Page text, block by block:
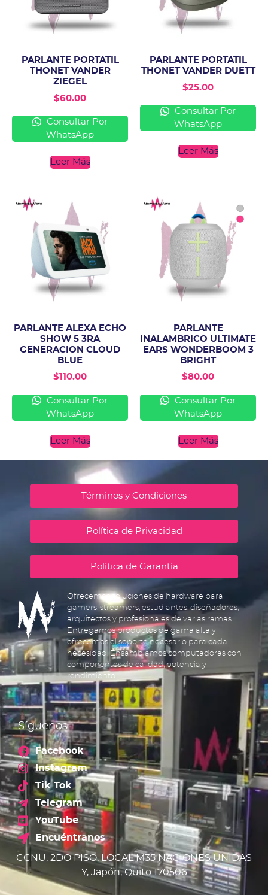
PARLANTE PORTATIL
THONET VANDER
ZIEGEL
$60.00
Consultar Por
WhatsApp
Leer Más
PARLANTE PORTATIL
THONET VANDER DUETT
$25.00
Consultar Por
WhatsApp
Leer Más
PARLANTE ALEXA ECHO
SHOW 5 3RA
GENERACION CLOUD
BLUE
$110.00
Consultar Por
WhatsApp
Leer Más
PARLANTE
INALAMBRICO ULTIMATE
EARS WONDERBOOM 3
BRIGHT
$80.00
Consultar Por
WhatsApp
Leer Más
Términos y Condiciones
Política de Privacidad
Política de Garantía
Ofrecemos soluciones de hardware para
gamers, streamers, estudiantes, diseñadores,
arquitectos y profesionales de varias ramas.
Entregamos productos de gama alta y
ofrecemos el soporte necesario para cada
necesidad. Ensamblamos computadoras con
componentes de calidad, potencia y
rendimiento.
Síguenos
Facebook
Instagram
Tik Tok
Telegram
YouTube
Encuéntranos
CCNU, 2DO PISO, LOCAL M35 NACIONES UNIDAS
Y, Japón, Quito 170506